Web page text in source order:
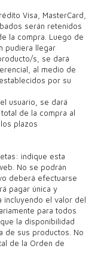
Visa, MasterCard,
serán retenidos
la compra. Luego de
pudiera llegar
s, se dará
al medio de
por su
usuario, se dará
de la compra al
plazos
indique esta
No se podrán
deberá efectuarse
pagar única y
incluyendo el valor del
para todos
la disponibilidad
de sus productos. No
de la Orden de